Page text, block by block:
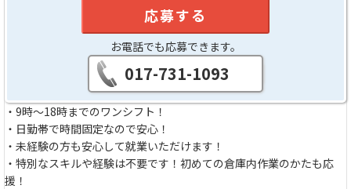
応募する
お電話でも応募できます。
017-731-1093
・9時～18時までのワンシフト！
・日勤帯で時間固定なので安心！
・未経験の方も安心して就業いただけます！
・特別なスキルや経験は不要です！初めての倉庫内作業のかたも応
援！